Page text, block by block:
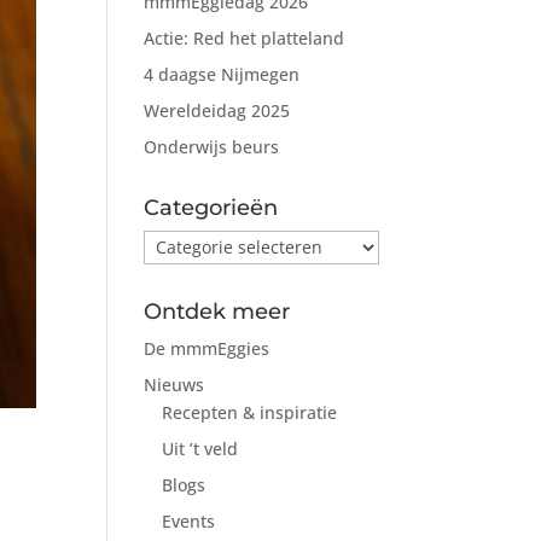
Actie: Red het platteland
4 daagse Nijmegen
Wereldeidag 2025
Onderwijs beurs
Categorieën
Categorieën
Ontdek meer
De mmmEggies
Nieuws
Recepten & inspiratie
Uit ’t veld
Blogs
Events